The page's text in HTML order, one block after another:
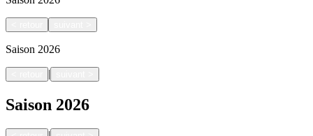
Saison 2026
|
Saison 2026